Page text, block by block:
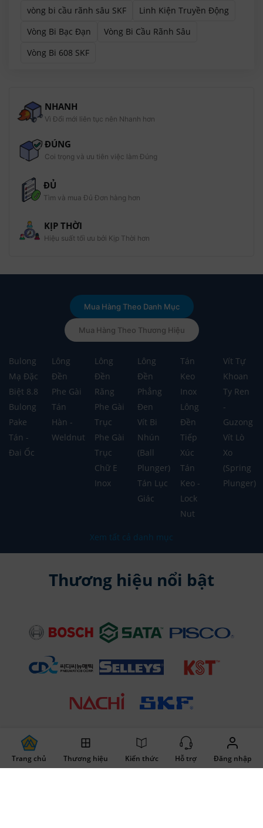
Trang chủ Thương hiệu Kiến thức Hỗ trợ Đăng nhập
vòng bi cầu rãnh sâu SKF
Linh Kiện Truyền Động
Vòng Bi Bạc Đạn
Vòng Bi Cầu Rãnh Sâu
Vòng Bi 608 SKF
NHANH
Vì Đổi mới liên tục nên Nhanh hơn
ĐÚNG
Coi trọng và ưu tiên việc làm Đúng
ĐỦ
Tìm và mua Đủ Đơn hàng hơn
KỊP THỜI
Hiệu suất tối ưu bởi Kịp Thời hơn
Mua Hàng Theo Danh Mục
Mua Hàng Theo Thương Hiệu
Bulong
Mạ Đặc
Biệt 8.8
Bulong
Pake
Tán -
Đai Ốc
Lông
Đền
Phe Gài
Tán
Hàn -
Weldnut
Lông
Đền
Răng
Phe Gài
Trục
Phe Gài
Trục
Chữ E
Inox
Lông
Đền
Phẳng
Đen
Vít Bi
Nhún
(Ball
Plunger)
Tán Lục
Giác
Tán
Keo
Inox
Lông
Đền
Tiếp
Xúc
Tán
Keo -
Lock
Nut
Vít Tự
Khoan
Ty Ren
-
Guzong
Vít Lò
Xo
(Spring
Plunger)
Xem tất cả danh mục
Thương hiệu nổi bật